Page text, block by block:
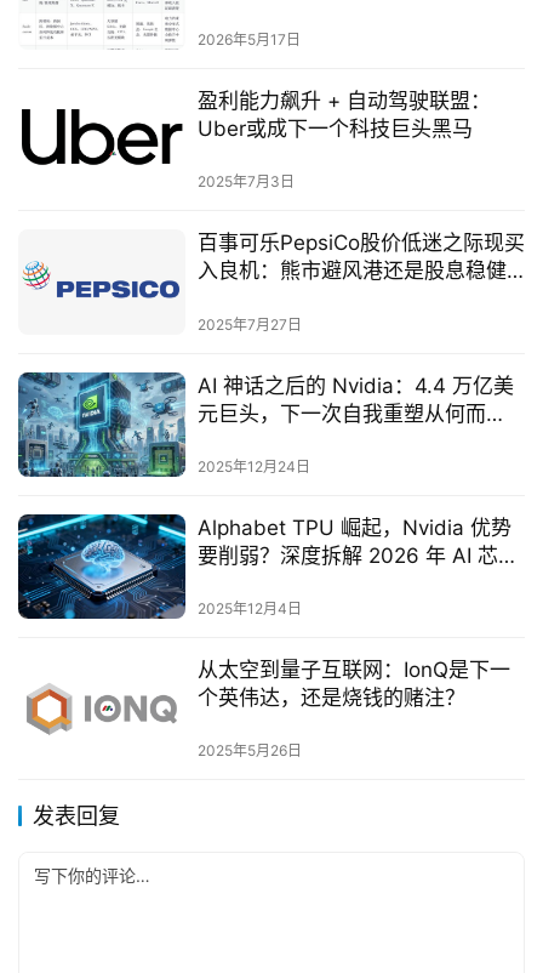
2026年5月17日
盈利能力飙升 + 自动驾驶联盟：
Uber或成下一个科技巨头黑马
2025年7月3日
百事可乐PepsiCo股价低迷之际现买
入良机：熊市避风港还是股息稳健
2025年7月27日
AI 神话之后的 Nvidia：4.4 万亿美
元巨头，下一次自我重塑从何而
2025年12月24日
Alphabet TPU 崛起，Nvidia 优势
要削弱？深度拆解 2026 年 AI 芯片
2025年12月4日
从太空到量子互联网：IonQ是下一
个英伟达，还是烧钱的赌注？
2025年5月26日
发表回复